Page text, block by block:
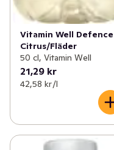
Vitamin Well Defence
Citrus/Fläder
50 cl, Vitamin Well
21,29 kr
42,58 kr /l